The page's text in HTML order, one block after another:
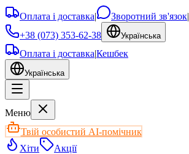
Оплата і доставка| Зворотний зв'язок|
+38 (073) 353-62-38
Українська
Оплата і доставка|Кешбек
Українська
Меню
Твій особистий AI-помічник
Хіти
Акції